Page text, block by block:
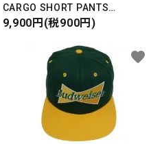
CARGO SHORT PANTS
カーゴショートパンツ
タイガーカモ
9,900円(税900円)
favorite